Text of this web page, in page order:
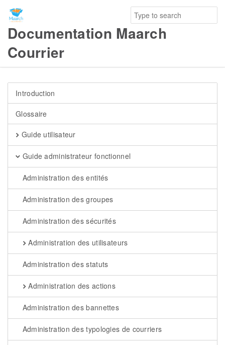
Documentation Maarch
Courrier
Introduction
Glossaire
Guide utilisateur
Guide administrateur fonctionnel
Administration des entités
Administration des groupes
Administration des sécurités
Administration des utilisateurs
Administration des statuts
Administration des actions
Administration des bannettes
Administration des typologies de courriers